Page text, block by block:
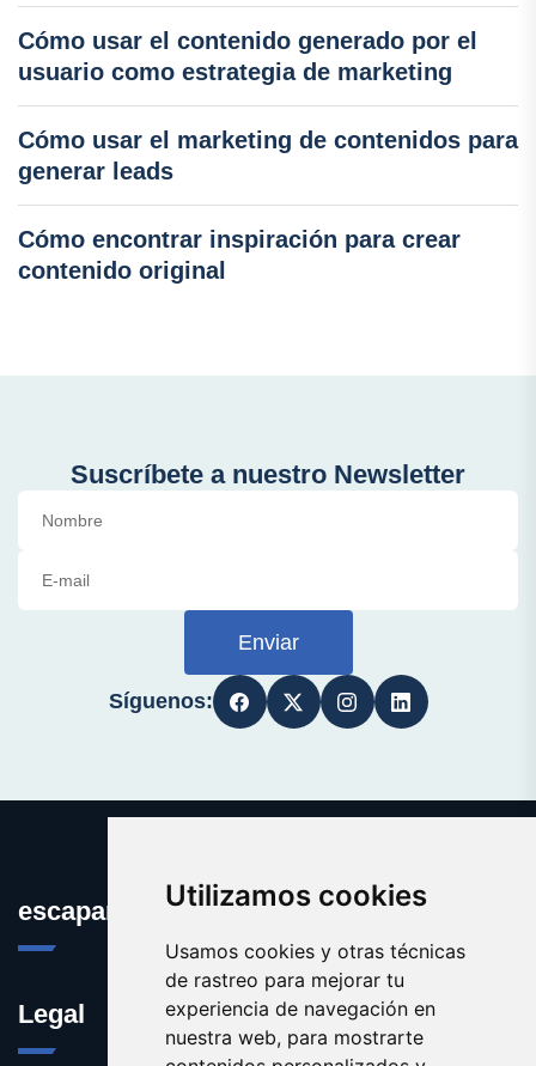
Utilizamos cookies
Usamos cookies y otras técnicas
de rastreo para mejorar tu
experiencia de navegación en
nuestra web, para mostrarte
Cómo usar el contenido generado por el
usuario como estrategia de marketing
Cómo usar el marketing de contenidos para
generar leads
Cómo encontrar inspiración para crear
contenido original
Suscríbete a nuestro Newsletter
Enviar
Síguenos:
escaparatedeideas.com
Legal